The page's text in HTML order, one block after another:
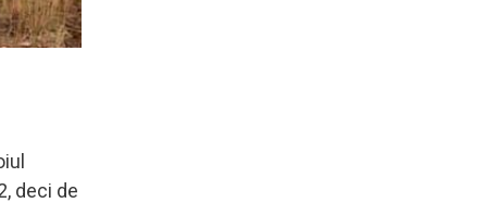
deci de